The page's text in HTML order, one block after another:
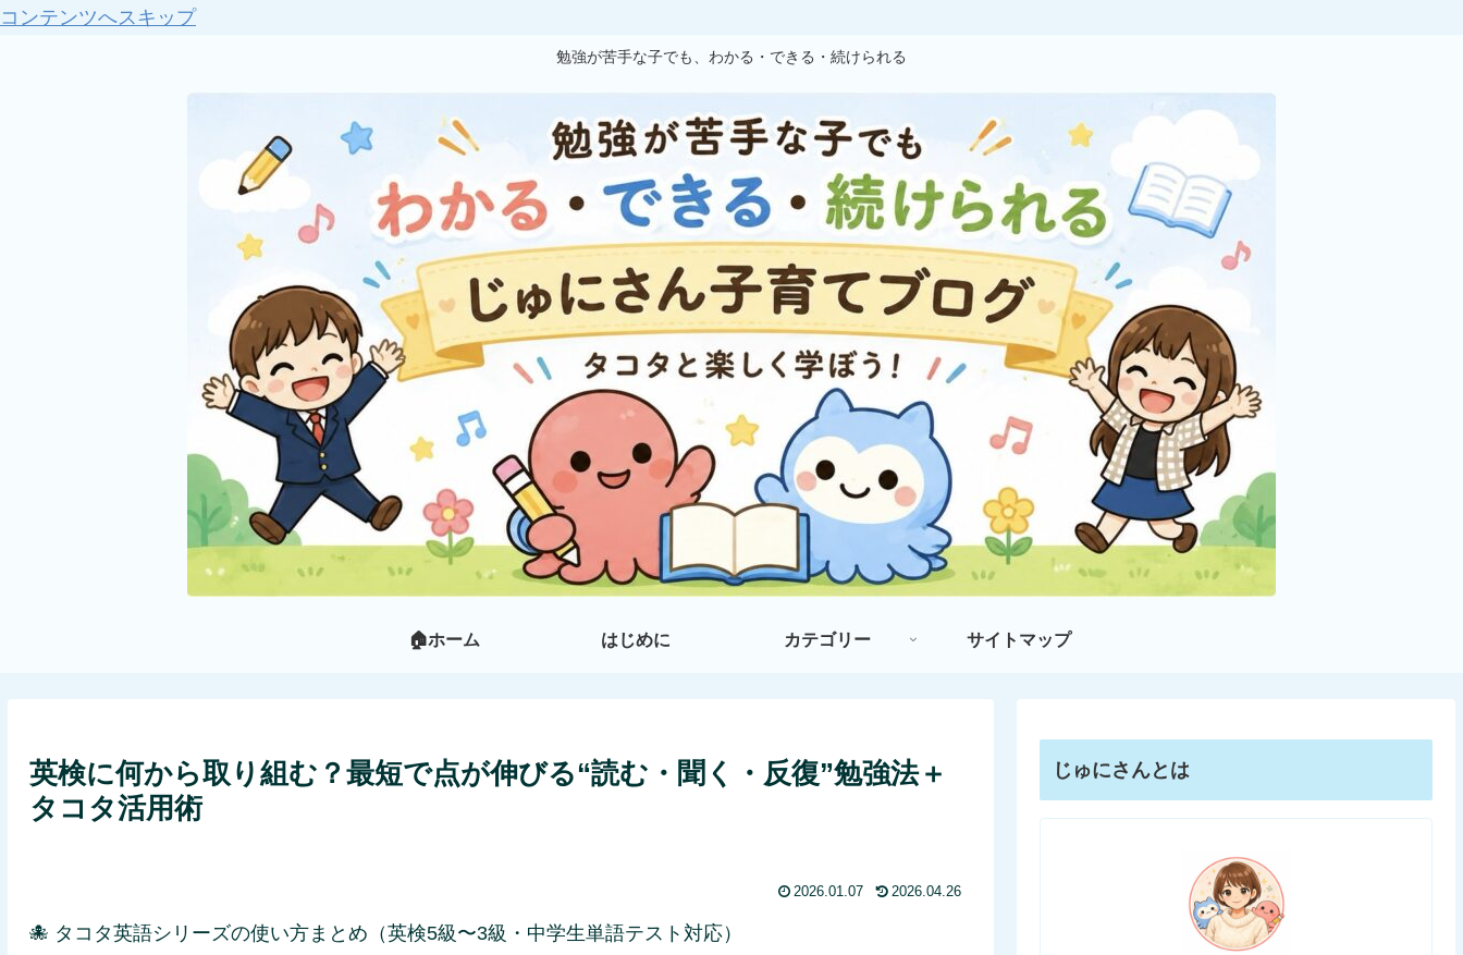
コンテンツへスキップ
勉強が苦手な子でも、わかる・できる・続けられる
🏠ホーム はじめに カテゴリー サイトマップ
英検に何から取り組む？最短で点が伸びる“読む・聞く・反復”勉強法＋
タコタ活用術
2026.01.07 2026.04.26
🐙 タコタ英語シリーズの使い方まとめ（英検5級〜3級・中学生単語テスト対応）
じゅにさんとは